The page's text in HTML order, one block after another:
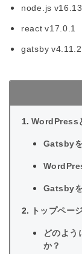
node.js
react v17.0.1
gatsby v4.11.2
WordPress
Gatsby
Gatsby
トップペー
どのよ
か？